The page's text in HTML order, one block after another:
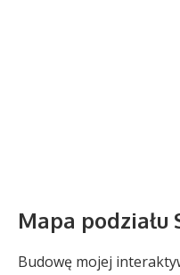
Mapa podziału
Budowę mojej